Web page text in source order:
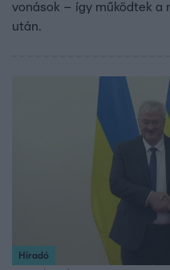
vonások – így működtek a
után.
Híradó